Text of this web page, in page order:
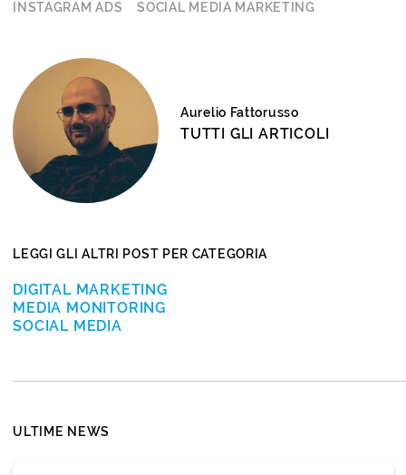
INSTAGRAM ADS
SOCIAL MEDIA MARKETING
Aurelio Fattorusso
TUTTI GLI ARTICOLI
LEGGI GLI ALTRI POST PER CATEGORIA
DIGITAL MARKETING
MEDIA MONITORING
SOCIAL MEDIA
ULTIME NEWS